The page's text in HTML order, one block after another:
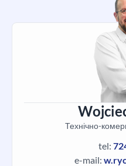
Технічно-
tel:
e-mail: